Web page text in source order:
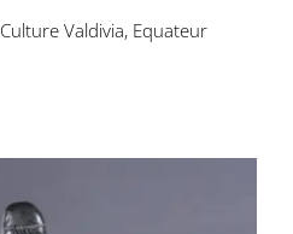
Valdivia, Equateur